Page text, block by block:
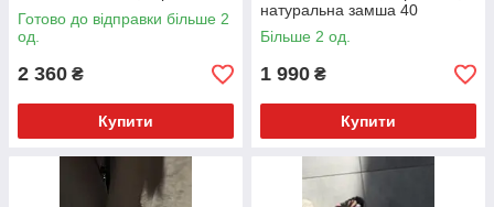
Готово до відправки більше 2
од.
2 360 ₴
Купити
натуральна замша 40
Більше 2 од.
1 990 ₴
Купити